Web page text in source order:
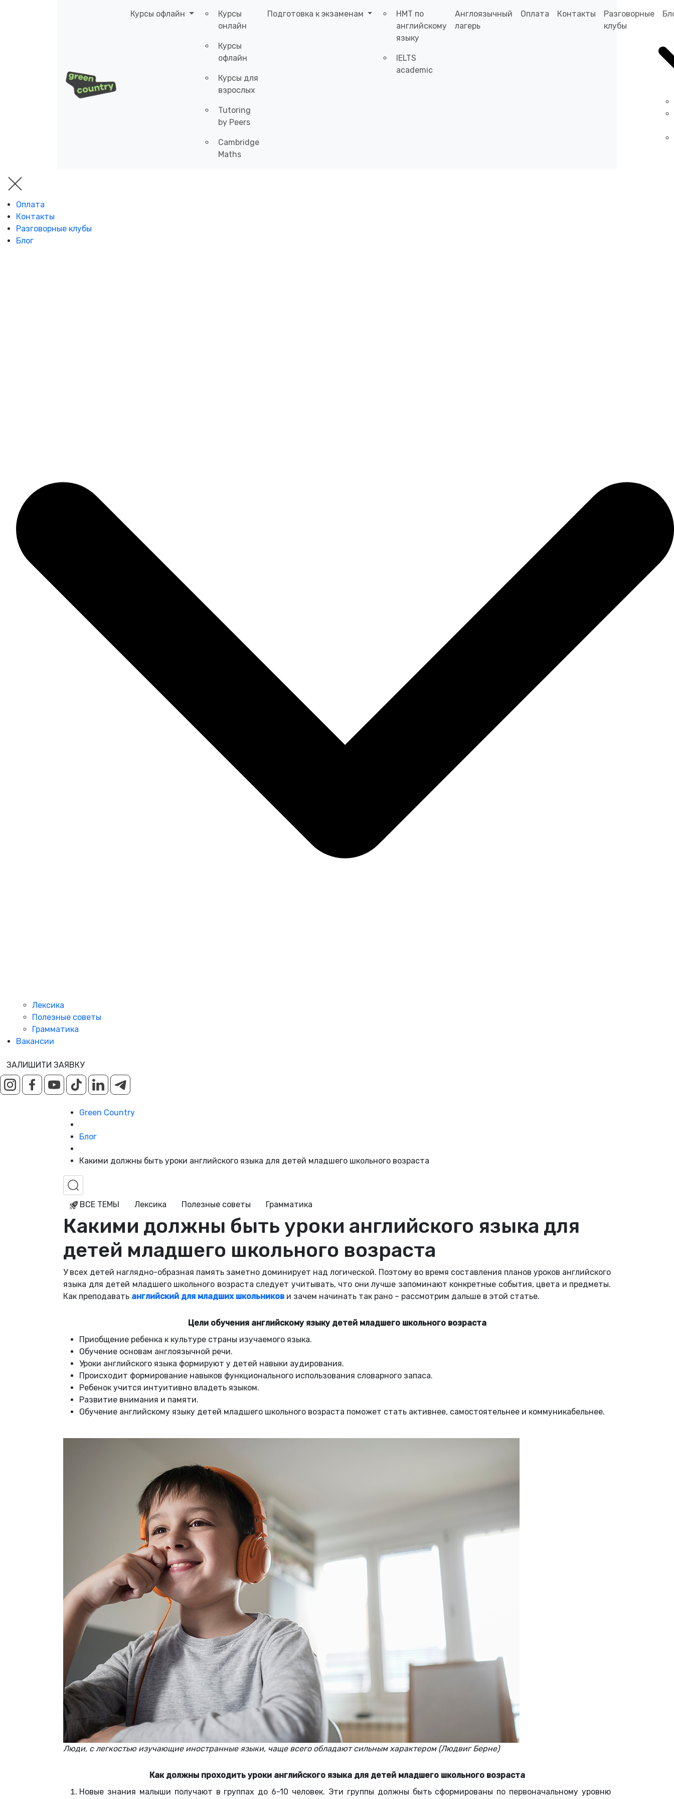
Курсы офлайн
Курсы
онлайн
Курсы
офлайн
Курсы для
взрослых
Tutoring
by Peers
Cambridge
Maths
Подготовка к экзаменам
НМТ по
английскому
языку
IELTS
academic
Англоязычный
лагерь
Оплата Контакты
Разговорные
клубы
Оплата
Контакты
Разговорные клубы
Блог
Лексика
Полезные советы
Грамматика
Вакансии
ЗАЛИШИТИ ЗАЯВКУ
Green Country
Блог
Какими должны быть уроки английского языка для детей младшего школьного возраста
ВСЕ ТЕМЫ Лексика Полезные советы Грамматика
Какими должны быть уроки английского языка для
детей младшего школьного возраста
У всех детей наглядно-образная память заметно доминирует над логической. Поэтому во время составления планов уроков английского
языка для детей младшего школьного возраста следует учитывать, что они лучше запоминают конкретные события, цвета и предметы.
Как преподавать английский для младших школьников и зачем начинать так рано – рассмотрим дальше в этой статье.
Цели обучения английскому языку детей младшего школьного возраста
Приобщение ребенка к культуре страны изучаемого языка.
Обучение основам англоязычной речи.
Уроки английского языка формируют у детей навыки аудирования.
Происходит формирование навыков функционального использования словарного запаса.
Ребенок учится интуитивно владеть языком.
Развитие внимания и памяти.
Обучение английскому языку детей младшего школьного возраста поможет стать активнее, самостоятельнее и коммуникабельнее.
Люди, с легкостью изучающие иностранные языки, чаще всего обладают сильным характером (Людвиг Берне)
Как должны проходить уроки английского языка для детей младшего школьного возраста
Новые знания малыши получают в группах до 6-10 человек. Эти группы должны быть сформированы по первоначальному уровню